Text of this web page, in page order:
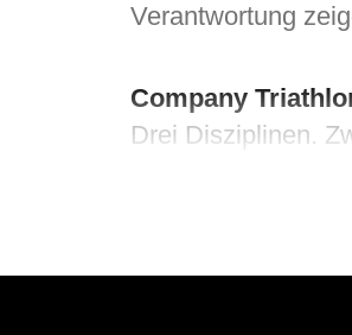
Verantwortung
Company
Drei Disziplinen.